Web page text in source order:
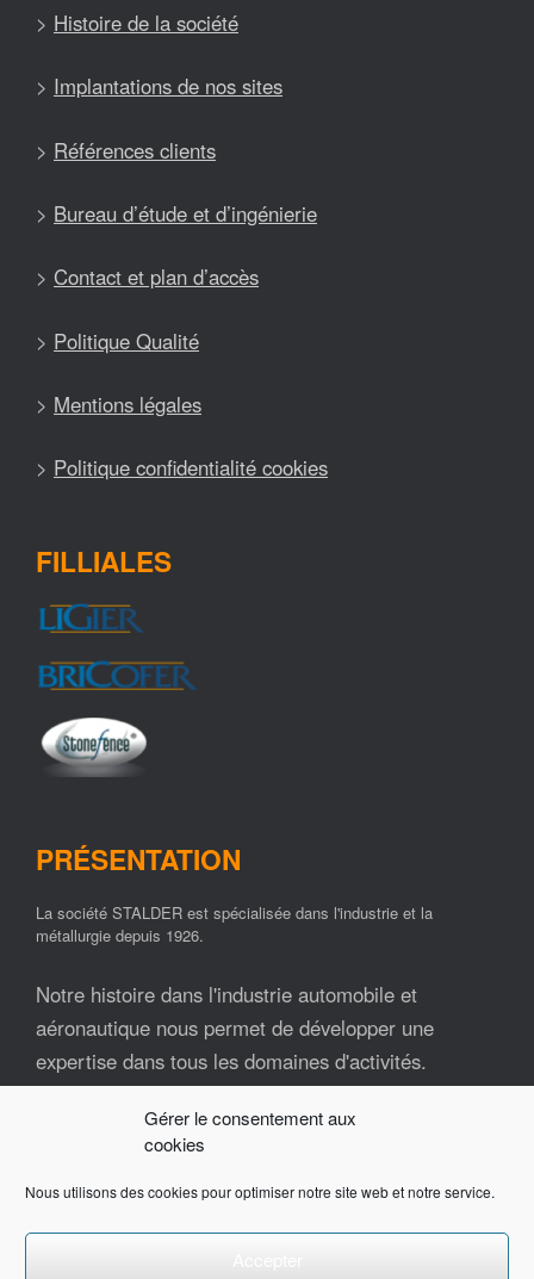
Gérer le consentement aux
cookies
Nous utilisons des cookies pour optimiser notre site web et notre service.
> Histoire de la société
> Implantations de nos sites
> Références clients
> Bureau d’étude et d’ingénierie
> Contact et plan d’accès
> Politique Qualité
> Mentions légales
> Politique confidentialité cookies
FILLIALES
PRÉSENTATION
La société STALDER est spécialisée dans l'industrie et la
métallurgie depuis 1926.
Notre histoire dans l'industrie automobile et
aéronautique nous permet de développer une
expertise dans tous les domaines d'activités.
Nos ressources matérielles et humaines font de la
société STALDER un partenaire industriel fiable et
impliqué tout au long de vos projets.